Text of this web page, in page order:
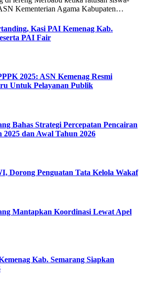
Kementerian Agama Kabupaten…
Kasi PAI Kemenag Kab.
PAI Fair
2025: ASN Kemenag Resmi
Untuk Pelayanan Publik
Bahas Strategi Percepatan Pencairan
dan Awal Tahun 2026
Dorong Penguatan Tata Kelola Wakaf
Mantapkan Koordinasi Lewat Apel
Kab. Semarang Siapkan